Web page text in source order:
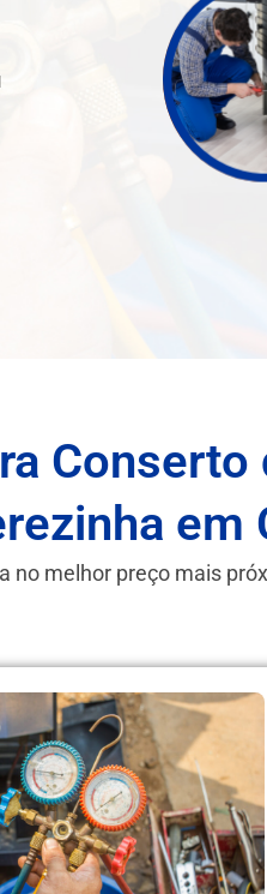
Conserto
em
no melhor preço mais